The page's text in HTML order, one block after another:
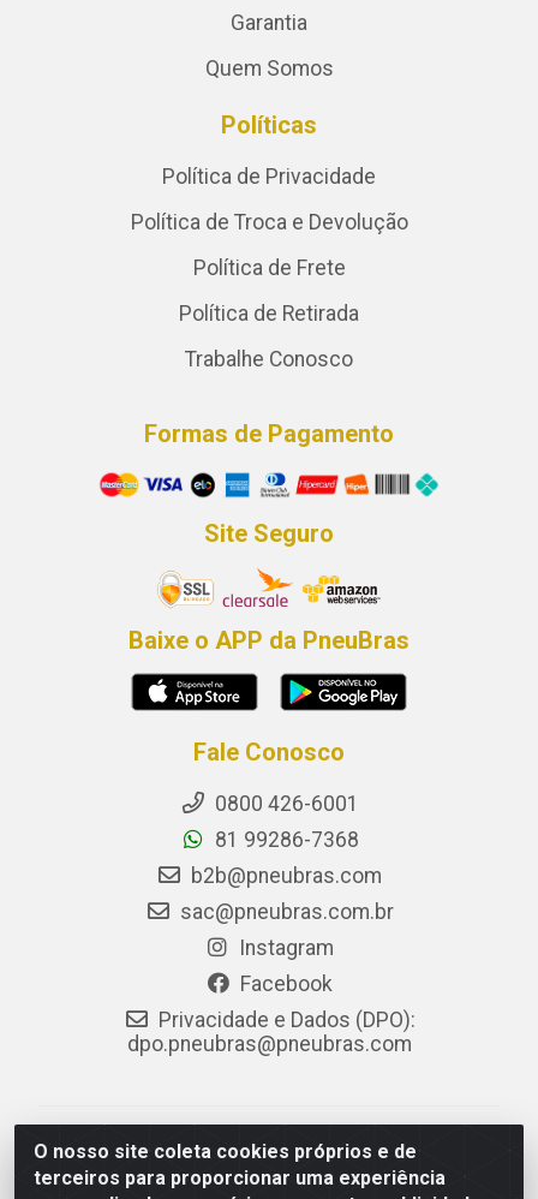
O nosso site coleta cookies próprios e de
terceiros para proporcionar uma experiência
Garantia
Quem Somos
Políticas
Política de Privacidade
Política de Troca e Devolução
Política de Frete
Política de Retirada
Trabalhe Conosco
Formas de Pagamento
Site Seguro
Baixe o APP da PneuBras
Fale Conosco
0800 426-6001
81 99286-7368
b2b@pneubras.com
sac@pneubras.com.br
Instagram
Facebook
Privacidade e Dados (DPO):
dpo.pneubras@pneubras.com
PneuBras - Rodovia BR-101, KM 82 - Prazeres,
Jaboatão dos Guararapes/PE - CEP 54.335-000 - CNPJ
08.678.386/0001-05 - Pneubras Comércio de Pneus